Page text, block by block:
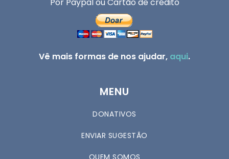
Vê mais formas de nos ajudar, aqui.
MENU
DONATIVOS
ENVIAR SUGESTÃO